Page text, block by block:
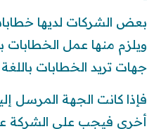
بعض الشركات لديها
ويلزم منها عمل الخطابات
جهات تريد الخطابات باللغة
فإذا كانت الجهة المرسل
أخرى فيجب على الشركة